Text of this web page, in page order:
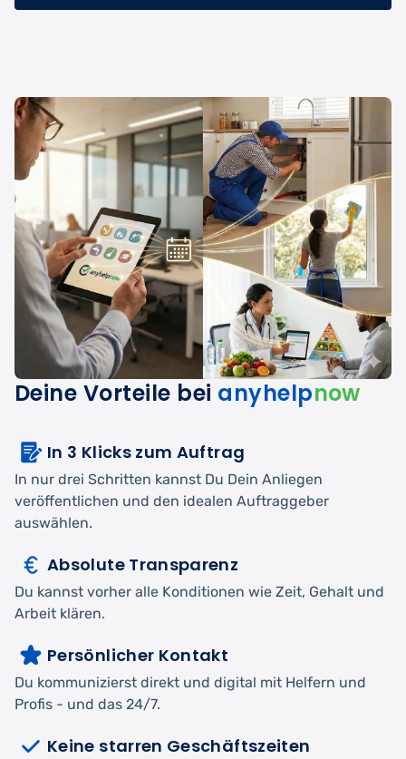
Deine Vorteile bei anyhelpnow
In 3 Klicks zum Auftrag
In nur drei Schritten kannst Du Dein Anliegen
veröffentlichen und den idealen Auftraggeber
auswählen.
Absolute Transparenz
Du kannst vorher alle Konditionen wie Zeit, Gehalt und
Arbeit klären.
Persönlicher Kontakt
Du kommunizierst direkt und digital mit Helfern und
Profis - und das 24/7.
Keine starren Geschäftszeiten